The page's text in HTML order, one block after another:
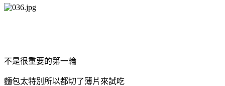
不是很重要的第一輪
麵包太特別所以都切了薄片來試吃